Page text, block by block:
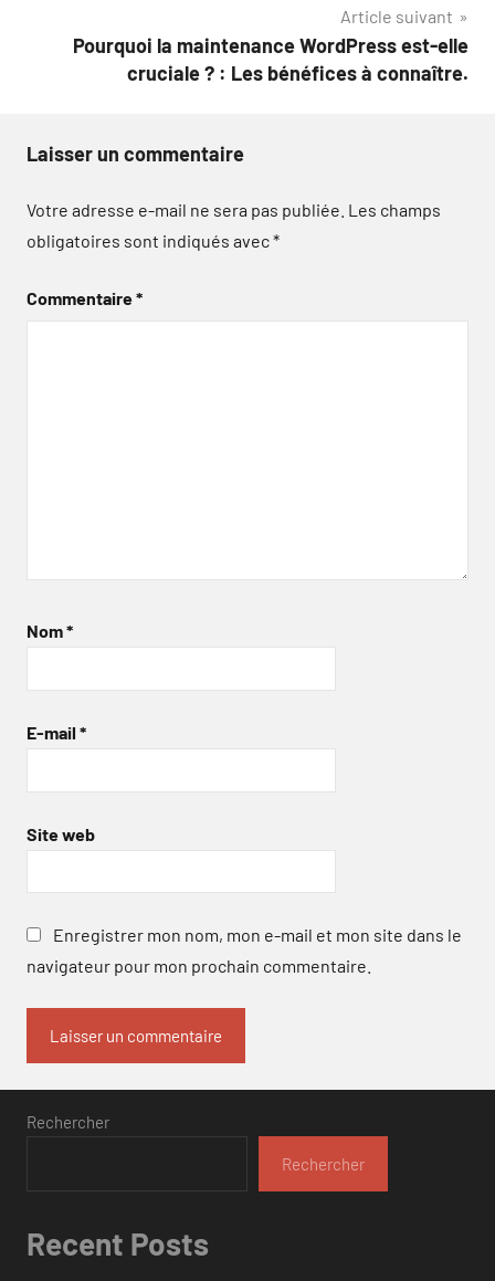
Article suivant
Pourquoi la maintenance WordPress est-elle
cruciale ? : Les bénéfices à connaître.
Laisser un commentaire
Votre adresse e-mail ne sera pas publiée. Les champs
obligatoires sont indiqués avec*
Commentaire*
Nom*
E-mail *
Site web
Enregistrer mon nom, mon e-mail et mon site dans le
navigateur pour mon prochain commentaire.
Rechercher
Rechercher
Recent Posts